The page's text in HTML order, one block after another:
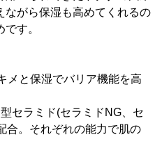
ながら保湿も高めてくれるの
す。
メと保湿でバリア機能を高
セラミド(セラミドNG、セ
合。それぞれの能力で肌の